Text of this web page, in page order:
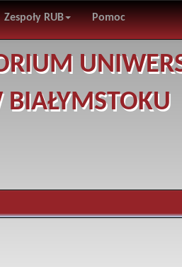
Zespoły RUB Pomoc
BIAŁYMSTOKU